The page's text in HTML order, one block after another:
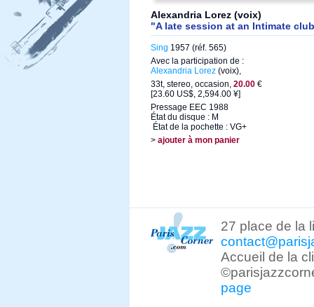
Alexandria Lorez (voix)
"A late session at an Intimate
Sing 1957 (réf. 565)
Avec la participation de :
Alexandria Lorez (voix),
33t, stereo, occasion, 20.00 €
[23.60 US$, 2,594.00 ¥]
Pressage EEC 1988
État du disque : M
État de la pochette : VG+
> ajouter à mon panier
27 place de la
Accueil de la
page